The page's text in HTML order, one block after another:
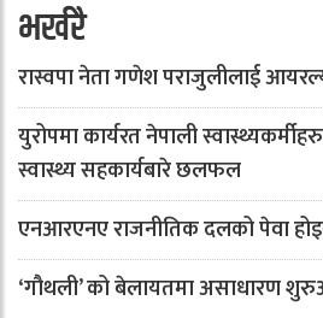
भर्खरै
रास्वपा नेता गणेश पराजुलीलाई
युरोपमा कार्यरत नेपाली
स्वास्थ्य सहकार्यबारे छलफल
एनआरएनए राजनीतिक दलको पेवा
‘गौथली’ को बेलायतमा असाधारण